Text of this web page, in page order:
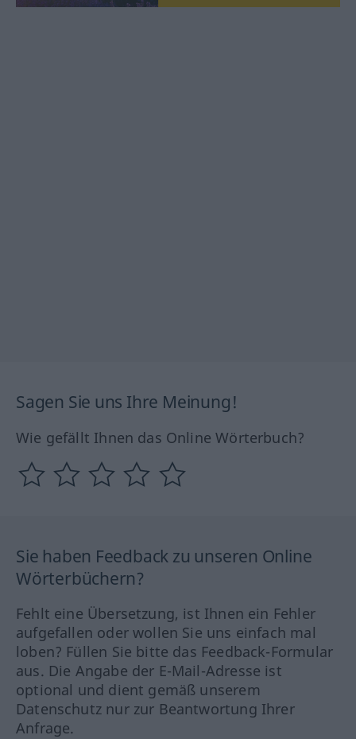
Sagen Sie uns Ihre Meinung!
Wie gefällt Ihnen das Online Wörterbuch?
Sie haben Feedback zu unseren Online
Wörterbüchern?
Fehlt eine Übersetzung, ist Ihnen ein Fehler
aufgefallen oder wollen Sie uns einfach mal
loben? Füllen Sie bitte das Feedback-Formular
aus. Die Angabe der E-Mail-Adresse ist
optional und dient gemäß unserem
Datenschutz nur zur Beantwortung Ihrer
Anfrage.